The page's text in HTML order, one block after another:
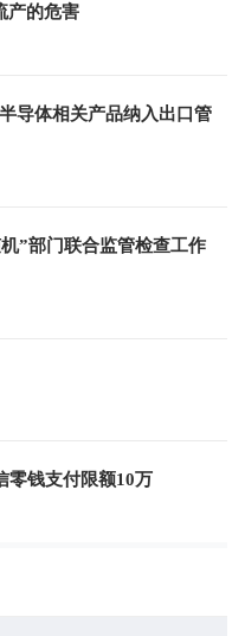
产的危害
导体相关产品纳入出口管
”部门联合监管检查工作
零钱支付限额10万